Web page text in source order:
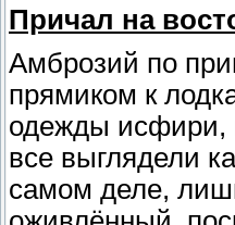
Причал на
Амброзий по
прямиком к
одежды исфири,
все выглядели
самом деле,